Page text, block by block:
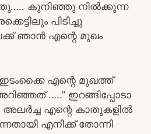
കുനിഞ്ഞു നിൽക്കുന്ന
പിടിച്ചു
ഞാൻ എന്റെ മുഖം
എന്റെ മുഖത്ത്
…..” ഇറങ്ങിപ്പോടാ
അലർച്ച എന്റെ കാതുകളിൽ
എനിക്ക് തോന്നി